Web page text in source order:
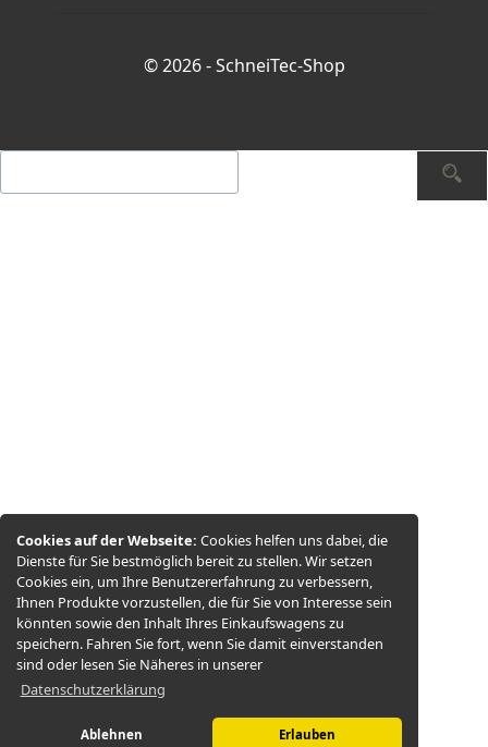
Cookies auf der Webseite:Cookies helfen uns dabei, die
Dienste für Sie bestmöglich bereit zu stellen. Wir setzen
Cookies ein, um Ihre Benutzererfahrung zu verbessern,
Ihnen Produkte vorzustellen, die für Sie von Interesse sein
könnten sowie den Inhalt Ihres Einkaufswagens zu
speichern. Fahren Sie fort, wenn Sie damit einverstanden
sind oder lesen Sie Näheres in unserer
Datenschutzerklärung
Ablehnen Erlauben
© 2026 -SchneiTec-Shop